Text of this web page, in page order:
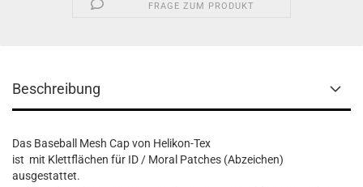
FRAGE ZUM PRODUKT
Beschreibung
Das Baseball Mesh Cap von Helikon-Tex
ist mit Klettflächen für ID / Moral Patches (Abzeichen)
ausgestattet.